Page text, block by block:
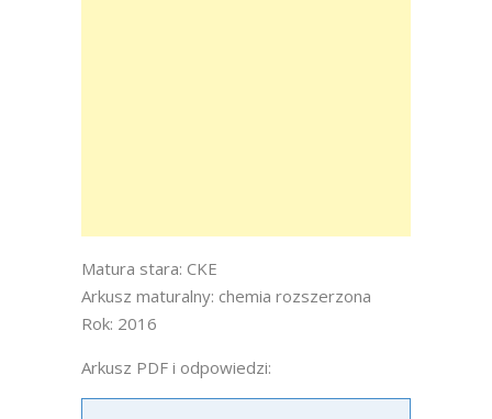
Matura stara: CKE
Arkusz maturalny: chemia rozszerzona
Rok: 2016
Arkusz PDF i odpowiedzi: